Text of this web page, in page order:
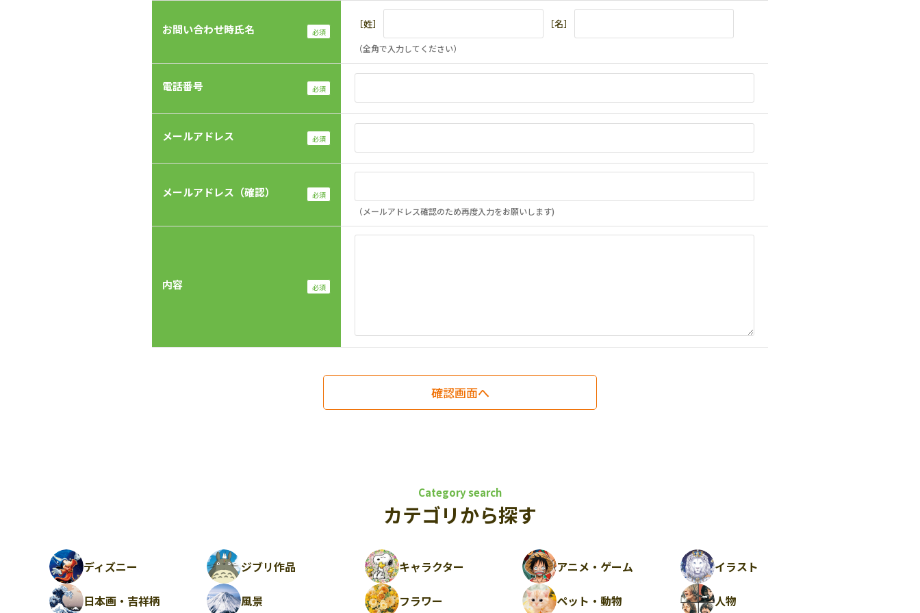
お問い合わせ時氏名 ［姓］ ［名］
（全角で入力してください）
電話番号
メールアドレス
メールアドレス（確認）
（メールアドレス確認のため再度入力をお願いします)
内容
Category search
カテゴリから探す
ディズニー ジブリ作品 キャラクター アニメ・ゲーム イラスト
日本画・吉祥柄 風景 フラワー ペット・動物 人物